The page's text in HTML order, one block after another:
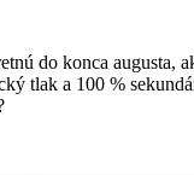
do konca
a 100 %